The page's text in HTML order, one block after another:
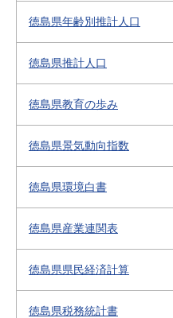
徳島県年齢別推計人口
徳島県推計人口
徳島県教育の歩み
徳島県景気動向指数
徳島県環境白書
徳島県産業連関表
徳島県県民経済計算
徳島県税務統計書